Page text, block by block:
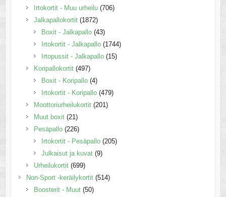
Irtokortit - Muu urheilu (706)
Jalkapallokortit (1872)
Boxit - Jalkapallo (43)
Irtokortit - Jalkapallo (1744)
Irtopussit - Jalkapallo (15)
Koripallokortit (497)
Boxit - Koripallo (4)
Irtokortit - Koripallo (479)
Moottoriurheilukortit (201)
Muut boxit (21)
Pesäpallo (226)
Irtokortit - Pesäpallo (205)
Julkaisut ja kuvat (9)
Urheilukortit (699)
Non-Sport -keräilykortit (514)
Boosterit - Muut (50)